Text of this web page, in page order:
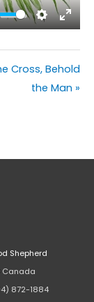
Settings
Enter
Cross, Behold
the Man »
Shepherd
Canada
872-1884